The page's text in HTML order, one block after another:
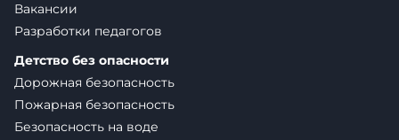
Вакансии
Разработки педагогов
Детство без опасности
Дорожная безопасность
Пожарная безопасность
Безопасность на воде